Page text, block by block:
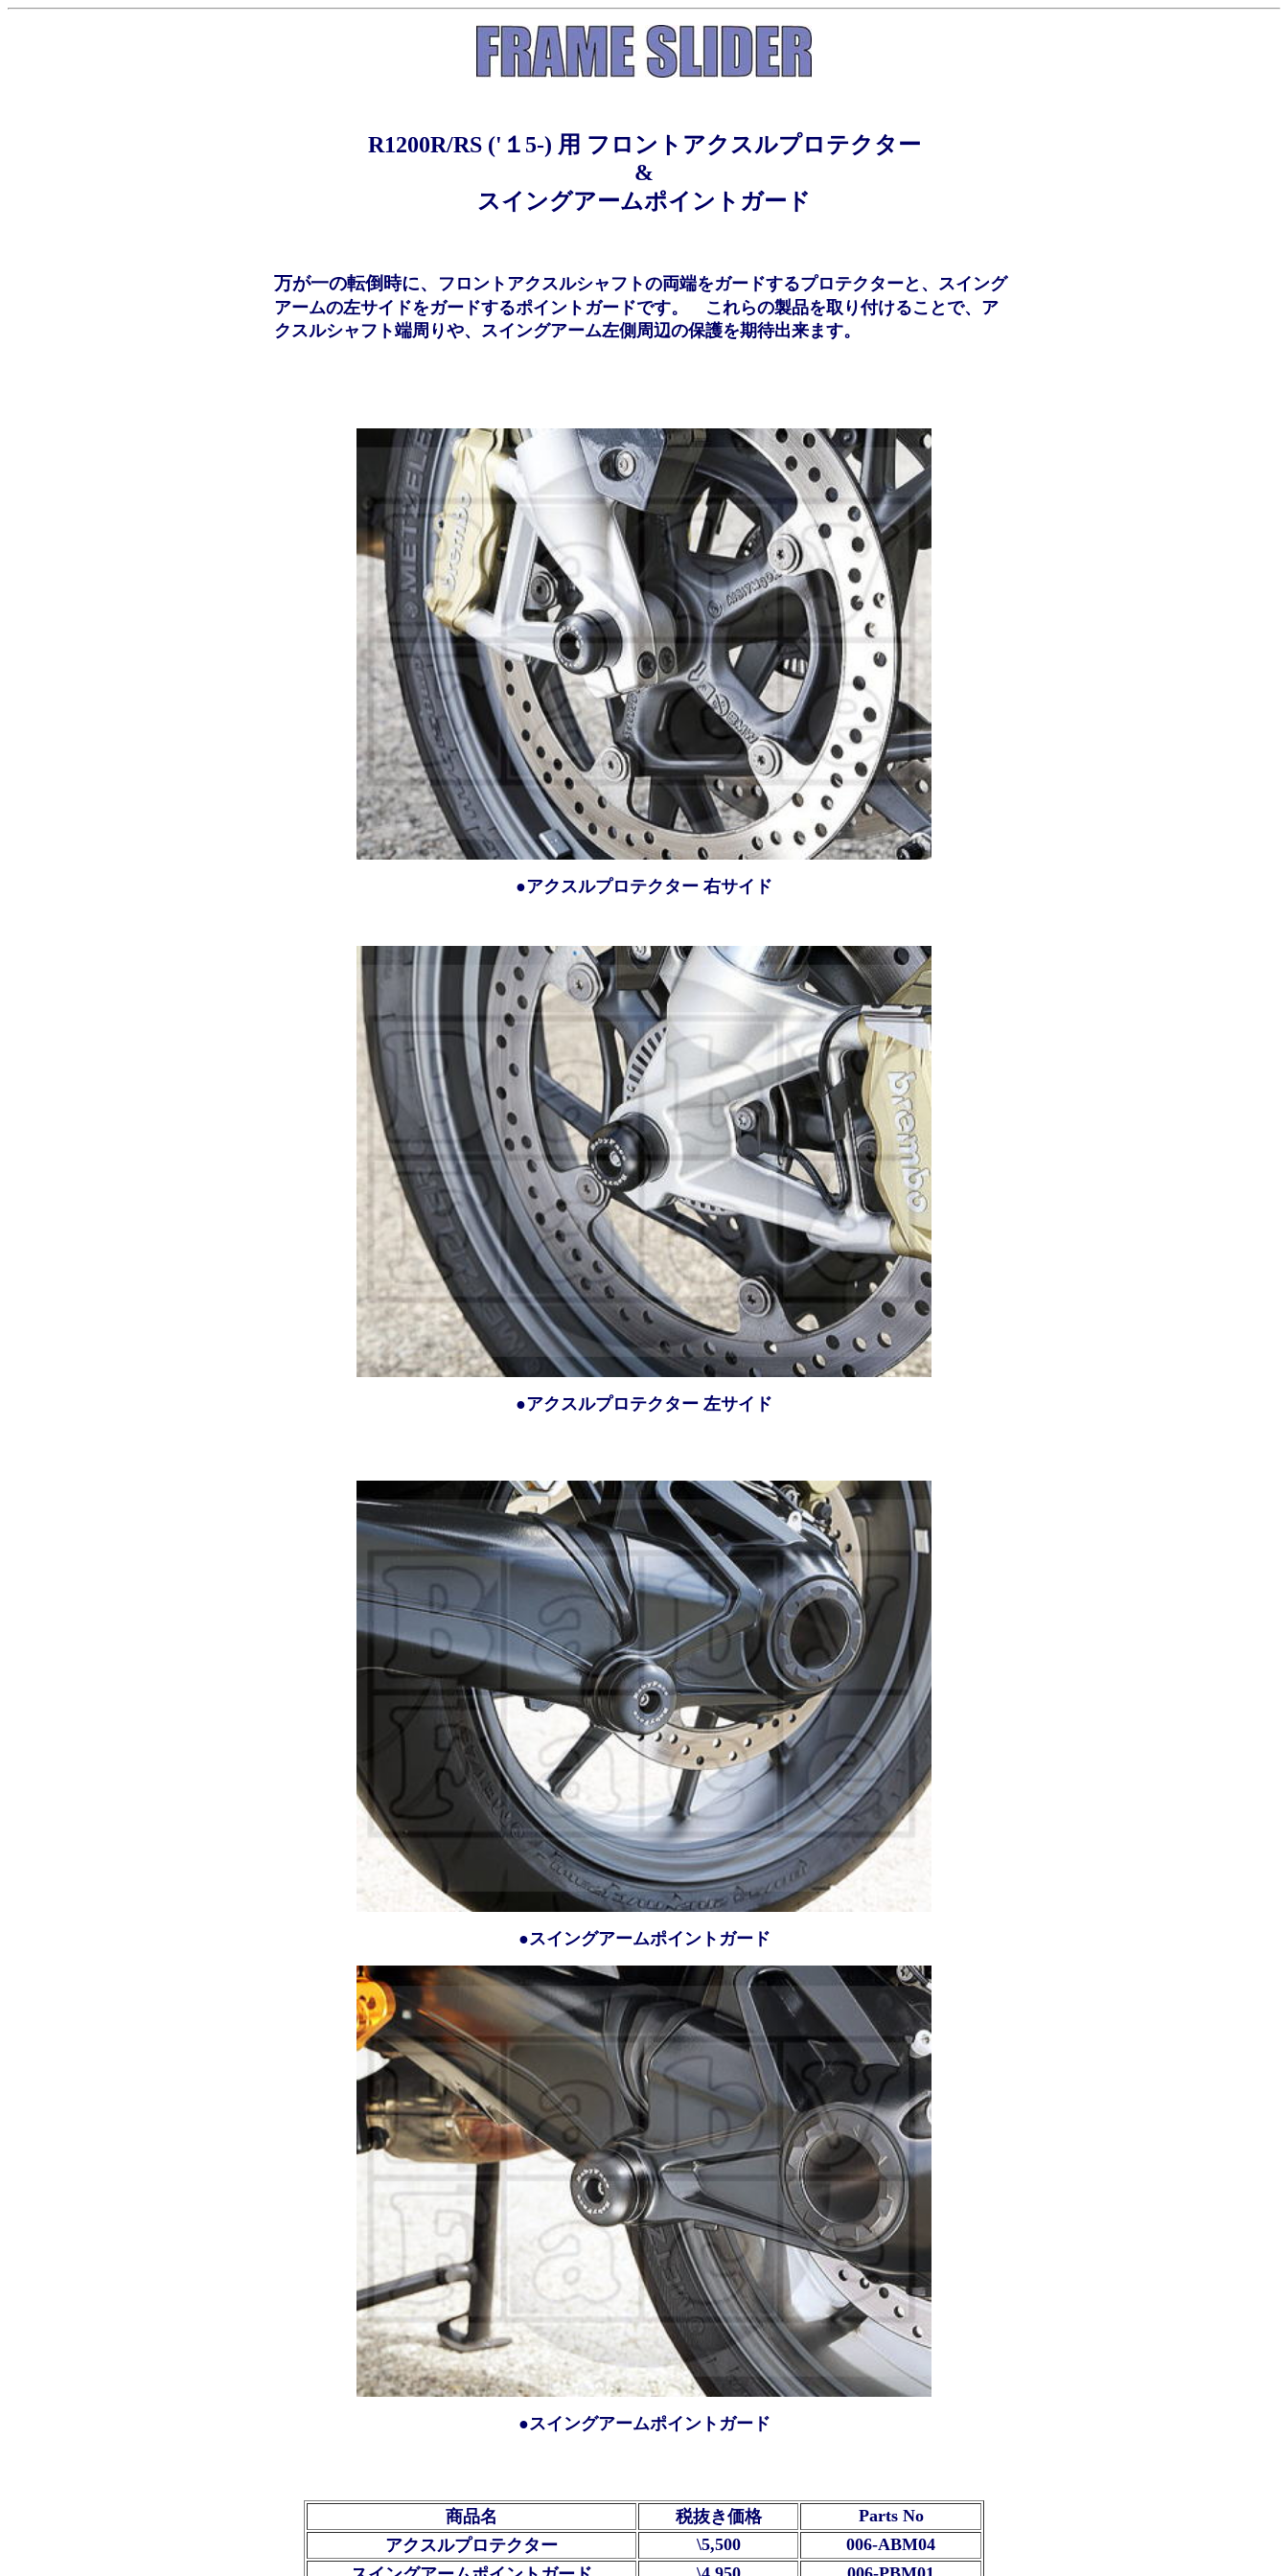
R1200R/RS ('１5-) 用 フロントアクスルプロテクター
&
スイングアームポイントガード
万が一の転倒時に、
フロントアクスルシャフトの両端をガードするプロテクターと、スイング
アームの左サイドをガードするポイントガードです。 これらの製品を取り付けることで、ア
クスルシャフト端周りや、スイングアーム左側周辺の保護を期待出来ます。
●アクスルプロテクター 右サイド
●アクスルプロテクター 左サイド
●スイングアームポイントガード
●スイングアームポイントガード
商品名 税抜き価格
Parts No
アクスルプロテクター
\5,500
006-ABM04